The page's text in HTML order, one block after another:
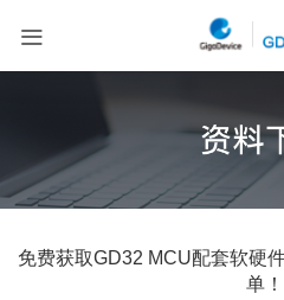

免费获取GD32 MCU配套软硬
单！